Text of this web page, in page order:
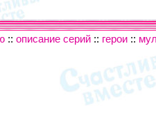
:: описание серий :: герои ::